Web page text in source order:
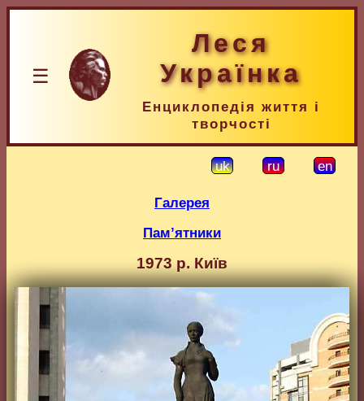
☰
Леся
Українка
Енциклопедія життя і
творчості
uk ru en
Галерея
Пам’ятники
1973 р. Київ